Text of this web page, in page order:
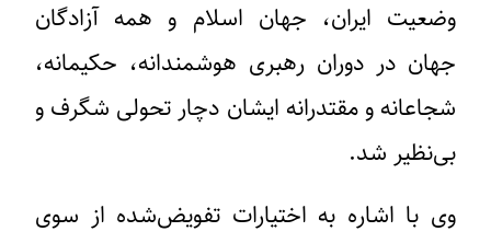
وضعیت ایران، جهان اسلام و همه آزادگان
جهان در دوران رهبری هوشمندانه، حکیمانه،
شجاعانه و مقتدرانه ایشان دچار تحولی شگرف و
بی‌نظیر شد.
وی با اشاره به اختیارات تفویض‌شده از سوی